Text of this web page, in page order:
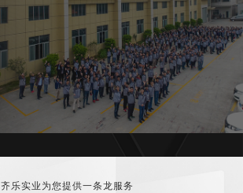
齐乐实业为您提供一条龙服务